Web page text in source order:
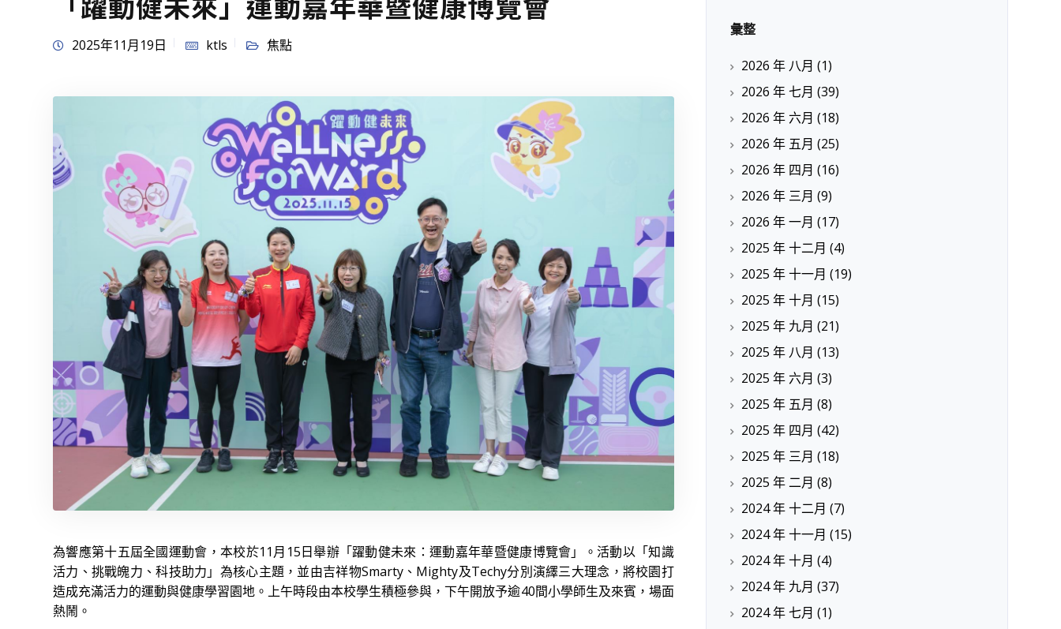
2025年11月19日 ktls 焦點
為響應第十五屆全國運動會，本校於11月15日舉辦「躍動健未來：運動嘉年華暨健康博覽會」。活動以「知識
活力、挑戰魄力、科技助力」為核心主題，並由吉祥物Smarty、Mighty及Techy分別演繹三大理念，將校園打
造成充滿活力的運動與健康學習園地。上午時段由本校學生積極參與，下午開放予逾40間小學師生及來賓，場面
熱鬧。
彙整
2026 年 八月 (1)
2026 年 七月 (39)
2026 年 六月 (18)
2026 年 五月 (25)
2026 年 四月 (16)
2026 年 三月 (9)
2026 年 一月 (17)
2025 年 十二月 (4)
2025 年 十一月 (19)
2025 年 十月 (15)
2025 年 九月 (21)
2025 年 八月 (13)
2025 年 六月 (3)
2025 年 五月 (8)
2025 年 四月 (42)
2025 年 三月 (18)
2025 年 二月 (8)
2024 年 十二月 (7)
2024 年 十一月 (15)
2024 年 十月 (4)
2024 年 九月 (37)
2024 年 七月 (1)